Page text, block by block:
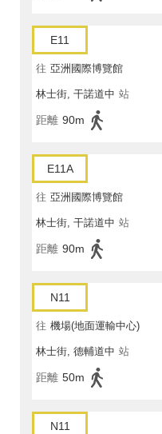
E11
往 亞洲國際博覽館
林士街, 干諾道中 站
距離 90m
E11A
往 亞洲國際博覽館
林士街, 干諾道中 站
距離 90m
N11
往 機場(地面運輸中心)
林士街, 德輔道中 站
距離 50m
N11